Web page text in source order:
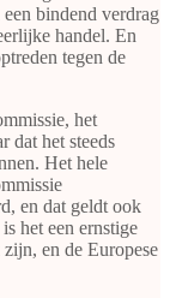
bindend verdrag
handel. En
tegen de
het
dat het steeds
Het hele
en dat geldt ook
het een ernstige
en de Europese